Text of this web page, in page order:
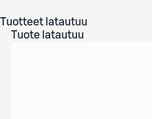
Tuotteet latautuu
Tuote latautuu